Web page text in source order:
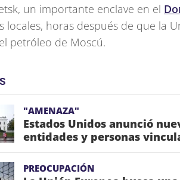
un importante enclave en el
locales, horas después de que la
petróleo de Moscú.
"AMENAZA"
Estados Unidos anunció
entidades y personas
PREOCUPACIÓN